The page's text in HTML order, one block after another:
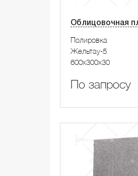
Облицовочная
Полировка
Жельтау-5
600x300x30
По запросу